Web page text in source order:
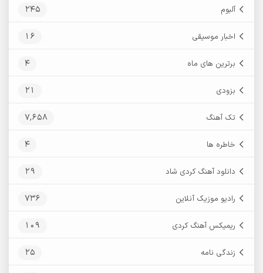
آلبوم 245
اخبار موسیقی 16
برترین های ماه 4
بزودی 21
تک آهنگ 7,658
خاطره ها 4
دانلود آهنگ کردی شاد 29
رادیو موزیک آنلاین 736
ریمیکس آهنگ کردی 109
زندگی نامه 25